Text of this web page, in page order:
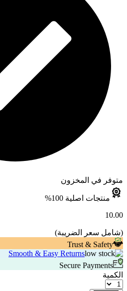
متوفر في المخزون
منتجات اصلية 100%
10.00
(شامل سعر الضريبة)
Trust & Safety
Smooth & Easy Returns
Secure Payments
الكمية